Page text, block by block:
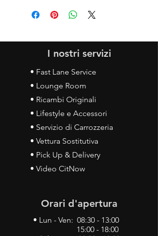
I nostri servizi
• Fast Lane Service
• Lounge Room
• Ricambi Originali
• Lifestyle e Accessori
• Servizio di Carrozzeria
• Vettura Sostitutiva
• Pick Up & Delivery
• Video CitNow
Orari d'apertura
• Lun - Ven: 08:30 - 13:00
15:00 - 18:00